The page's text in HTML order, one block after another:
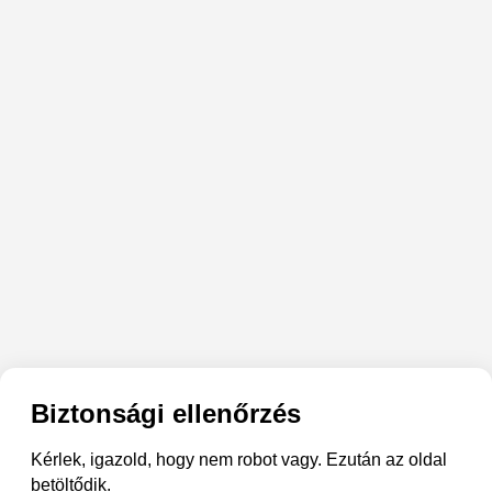
Biztonsági ellenőrzés
Kérlek, igazold, hogy nem robot vagy. Ezután az oldal
betöltődik.